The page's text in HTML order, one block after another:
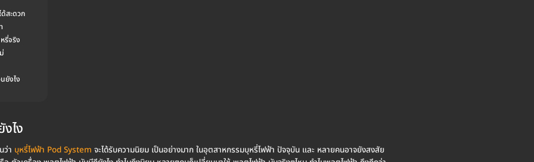
สะดวก
รี่จริง
ยังไง
ไง
ว่า บุหรี่ไฟฟ้า Pod System จะได้รับความนิยม เป็นอย่างมาก ในอุตสาหกรรมบุหรี่ไฟฟ้า ปัจจุบัน และ หลายคนอาจยังสงสัย